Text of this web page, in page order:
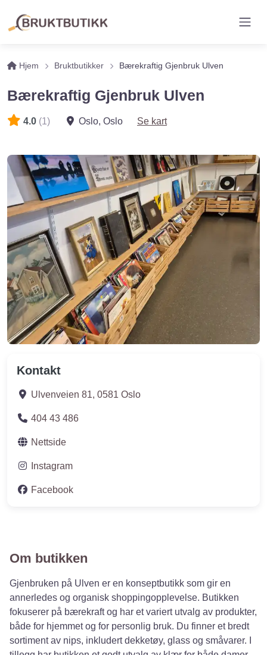
Hjem Bruktbutikker Bærekraftig Gjenbruk Ulven
Bærekraftig Gjenbruk Ulven
4.0 (1) Oslo, Oslo Se kart
Kontakt
Ulvenveien 81, 0581 Oslo
404 43 486
Nettside
Instagram
Facebook
Om butikken
Gjenbruken på Ulven er en konseptbutikk som gir en
annerledes og organisk shoppingopplevelse. Butikken
fokuserer på bærekraft og har et variert utvalg av produkter,
både for hjemmet og for personlig bruk. Du finner et bredt
sortiment av nips, inkludert dekketøy, glass og småvarer. I